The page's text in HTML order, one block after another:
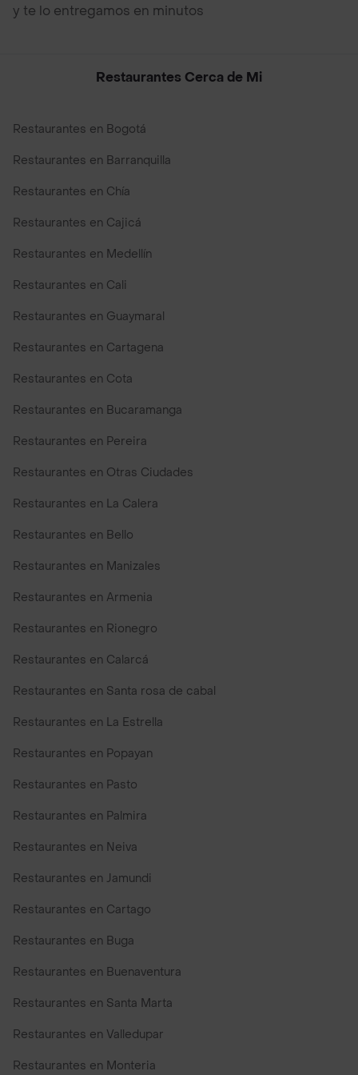
y te lo entregamos en minutos
Restaurantes Cerca de Mi
Restaurantes en Bogotá
Restaurantes en Barranquilla
Restaurantes en Chía
Restaurantes en Cajicá
Restaurantes en Medellín
Restaurantes en Cali
Restaurantes en Guaymaral
Restaurantes en Cartagena
Restaurantes en Cota
Restaurantes en Bucaramanga
Restaurantes en Pereira
Restaurantes en Otras Ciudades
Restaurantes en La Calera
Restaurantes en Bello
Restaurantes en Manizales
Restaurantes en Armenia
Restaurantes en Rionegro
Restaurantes en Calarcá
Restaurantes en Santa rosa de cabal
Restaurantes en La Estrella
Restaurantes en Popayan
Restaurantes en Pasto
Restaurantes en Palmira
Restaurantes en Neiva
Restaurantes en Jamundi
Restaurantes en Cartago
Restaurantes en Buga
Restaurantes en Buenaventura
Restaurantes en Santa Marta
Restaurantes en Valledupar
Restaurantes en Monteria